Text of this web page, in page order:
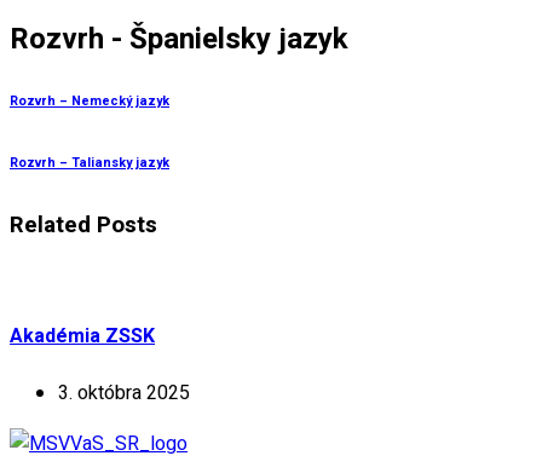
Rozvrh - Španielsky jazyk
Rozvrh – Nemecký jazyk
Rozvrh – Taliansky jazyk
Related Posts
Akadémia ZSSK
3. októbra 2025